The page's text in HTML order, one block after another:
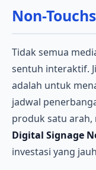
Non-
Tidak semua
sentuh interaktif.
adalah untuk
jadwal
produk satu arah,
Digital Signage
investasi yang